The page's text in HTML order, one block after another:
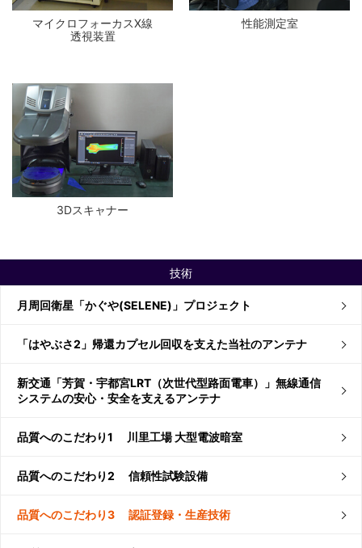
技術
月周回衛星「かぐや(SELENE)」プロジェクト
「はやぶさ2」帰還カプセル回収を支えた当社のアンテナ
新交通「芳賀・宇都宮LRT（次世代型路面電車）」無線通信
システムの安心・安全を支えるアンテナ
品質へのこだわり1 川里工場 大型電波暗室
品質へのこだわり2 信頼性試験設備
品質へのこだわり3 認証登録・生産技術
マイクロフォーカスX線
透視装置
性能測定室
3Dスキャナー